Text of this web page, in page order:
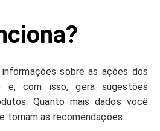
sobre as ações dos
com isso, gera sugestões
Quanto mais dados você
tornam as recomendações.